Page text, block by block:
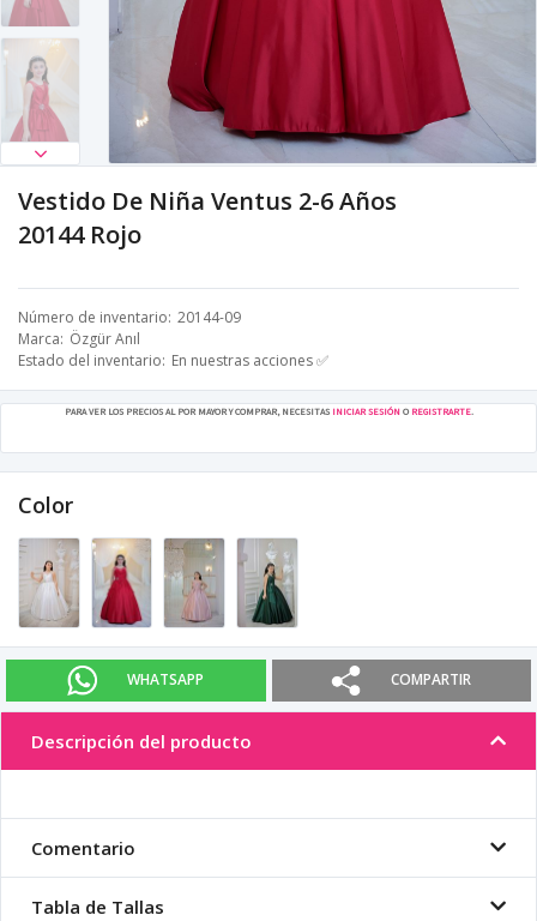
Vestido De Niña Ventus 2-6 Años
20144 Rojo
Número de inventario 20144-09
Marca Özgür Anıl
Estado del inventario En nuestras acciones ✅
PARA VER LOS PRECIOS AL POR MAYOR Y COMPRAR, NECESITAS INICIAR SESIÓNO REGISTRARTE.
Color
WHATSAPP COMPARTIR
Descripción del producto
Comentario
Tabla de Tallas